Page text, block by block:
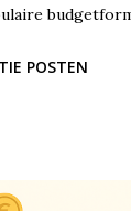
ingewikkelde
50%
POSTEN